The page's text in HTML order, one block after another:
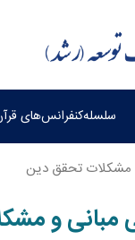
سلسله‌کنفرانس‌های
مشکلات تحقق دین
مبانی و